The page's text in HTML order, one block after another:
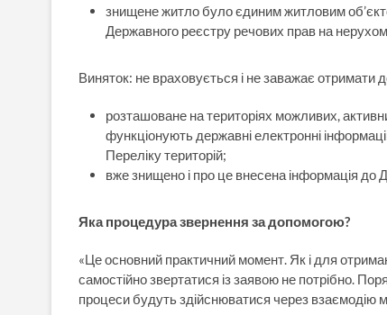
знищене житло було єдиним житловим
Державного реєстру речових прав на
Виняток: не враховується і не заважає
розташоване на територіях можливих,
функціонують державні електронні
Переліку територій;
вже знищено і про це внесена інформація
Яка процедура звернення за допомогою?
«Це основний практичний момент. Як і для
самостійно звертатися із заявою не потрібно.
процеси будуть здійснюватися через